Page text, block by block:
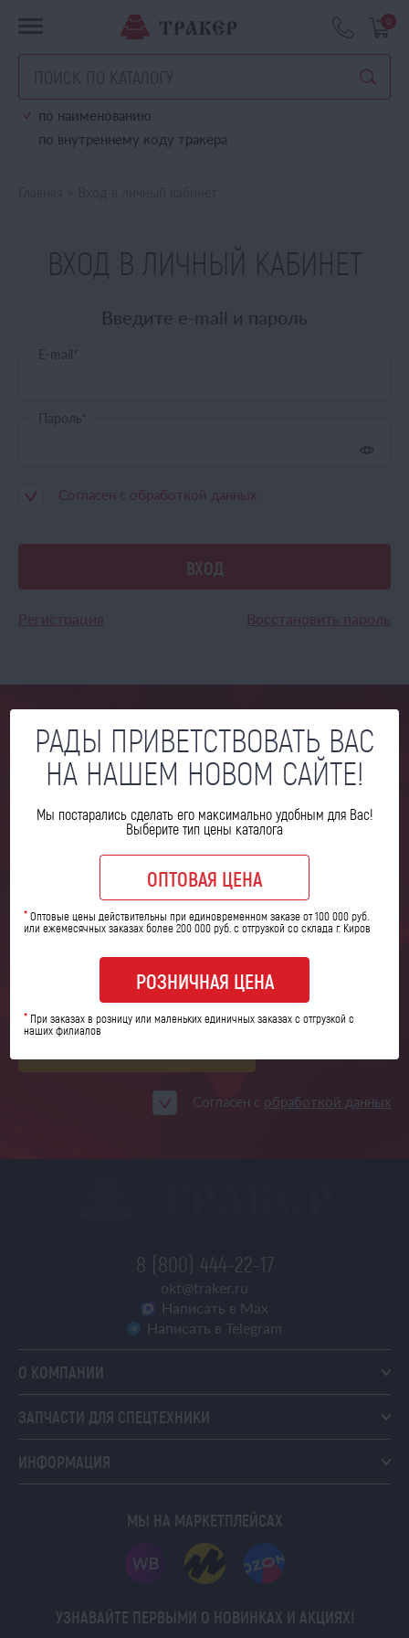
0
по наименованию
по внутреннему коду тракера
ВХОД В ЛИЧНЫЙ КАБИНЕТ
Введите e-mail и пароль
E-mail
Пароль
Согласен с обработкой данных
ВХОД
Регистрация Восстановить пароль
МЫ ОТВЕТИМ НА ВСЕ ВАШИ
ВОПРОСЫ
Закажите обратный звонок,и наши специалисты
Согласен с обработкой данных
8 (800) 444-22-17
okt@traker.ru
Написать в Max
Написать в Telegram
О КОМПАНИИ
ЗАПЧАСТИ ДЛЯ СПЕЦТЕХНИКИ
ИНФОРМАЦИЯ
МЫ НА МАРКЕТПЛЕЙСАХ
УЗНАВАЙТЕ ПЕРВЫМИ О НОВИНКАХ И АКЦИЯХ!
РАДЫ ПРИВЕТСТВОВАТЬ ВАС
НА НАШЕМ НОВОМ САЙТЕ!
Мы постарались сделать его максимально удобным для Вас!
Выберите тип цены каталога
ОПТОВАЯ ЦЕНА
*Оптовые цены действительны при единовременном заказе от 100 000 руб.
или ежемесячных заказах более 200 000 руб. с отгрузкой со склада г. Киров
РОЗНИЧНАЯ ЦЕНА
* При заказах в розницу или маленьких единичных заказах с отгрузкой с
наших филиалов